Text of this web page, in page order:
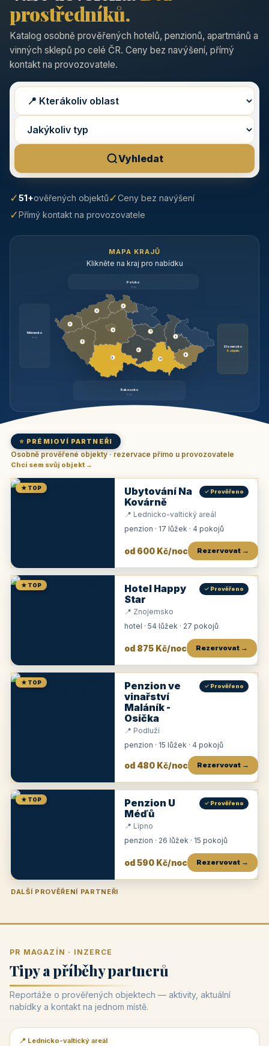
prostředníků.
Katalog osobně prověřených hotelů, penzionů, apartmánů a
vinných sklepů po celé ČR. Ceny bez navýšení, přímý
kontakt na provozovatele.
Vyhledat
✓51+ověřených objektů✓Ceny bez navýšení
✓Přímý kontakt na provozovatele
MAPA KRAJŮ
Klikněte na kraj pro nabídku
Polsko
brzy
Německo
brzy
Slovensko
6 objektů
Rakousko
brzy
3
9
3
3
3
3
1
2
11
1
6
⭐ PRÉMIOVÍ PARTNEŘI
Osobně prověřené objekty · rezervace přímo u provozovatele
Chci sem svůj objekt →
★ TOP
Ubytování Na
Kovárně
✓ Prověřeno
📍 Lednicko-valtický areál
penzion · 17 lůžek · 4 pokojů
od 600 Kč/noc Rezervovat →
★ TOP
Hotel Happy
Star
✓ Prověřeno
📍 Znojemsko
hotel · 54 lůžek · 27 pokojů
od 875 Kč/noc Rezervovat →
★ TOP
Penzion ve
vinařství
Maláník -
Osička
✓ Prověřeno
📍 Podluží
penzion · 15 lůžek · 4 pokojů
od 480 Kč/noc Rezervovat →
★ TOP
Penzion U
Méďů
✓ Prověřeno
📍 Lipno
penzion · 26 lůžek · 15 pokojů
od 590 Kč/noc Rezervovat →
DALŠÍ PROVĚŘENÍ PARTNEŘI
Penzion U Zámku Pension Faber
PR MAGAZÍN · INZERCE
Tipy a příběhy partnerů
Reportáže o prověřených objektech — aktivity, aktuální
nabídky a kontakt na jednom místě.
📰 PR článek
📍 Lednicko-valtický areál